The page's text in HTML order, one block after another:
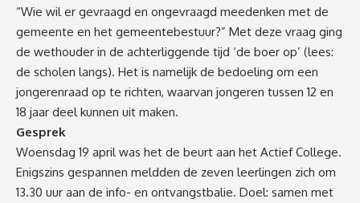
“Wie wil er gevraagd en ongevraagd meedenken met de
gemeente en het gemeentebestuur?” Met deze vraag ging
de wethouder in de achterliggende tijd ‘de boer op’ (lees:
de scholen langs). Het is namelijk de bedoeling om een
jongerenraad op te richten, waarvan jongeren tussen 12 en
18 jaar deel kunnen uit maken.
Gesprek
Woensdag 19 april was het de beurt aan het Actief College.
Enigszins gespannen meldden de zeven leerlingen zich om
13.30 uur aan de info- en ontvangstbalie. Doel: samen met